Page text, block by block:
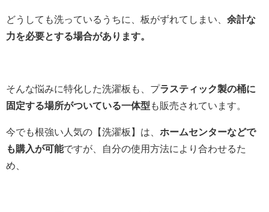
どうしても洗っているうちに、板がずれてしまい、 余計な
力を必要とする場合があります。
そんな悩みに特化した洗濯板も、プラスティック製の桶に
固定する場所がついている一体型 も販売されています。
今でも根強い人気の【洗濯板】は、 ホームセンターなどで
も購入が可能ですが、自分の使用方法により合わせるた
め、